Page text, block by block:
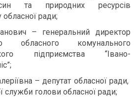
та природних ресурсів
обласної ради;
– генеральний директор
обласного комунального
підприємства “Івано-
– депутат обласної ради,
служби голови обласної ради;